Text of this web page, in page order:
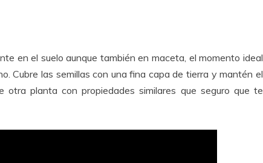
en el suelo aunque también en maceta, el momento ideal
Cubre las semillas con una fina capa de tierra y mantén el
otra planta con propiedades similares que seguro que te